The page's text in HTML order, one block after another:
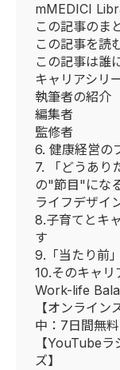
mMEDICI
この記事のま
この記事を読
この記事は誰
キャリアシリ
執筆者の紹介
編集者
監修者
6. 健康経営の
7. 「どうあり
の"節目"にな
ライフデザイ
8.子育てとキ
す
9.「当たり前
10.そのキャ
Work-life
【オンライ
中：7日間無料
【YouTube
ズ】